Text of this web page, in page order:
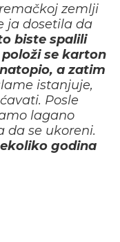
zemlji
ja dosetila da
biste spalili
se karton
a zatim
istanjuje,
Posle
lagano
da se ukoreni.
godina